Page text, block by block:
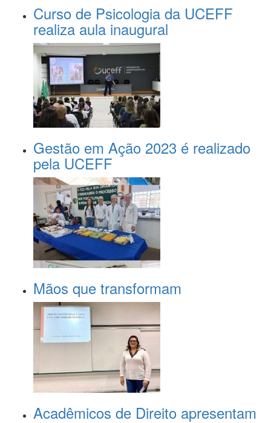
Curso de Psicologia da UCEFF
realiza aula inaugural
Gestão em Ação 2023 é realizado
pela UCEFF
Mãos que transformam
Acadêmicos de Direito apresentam